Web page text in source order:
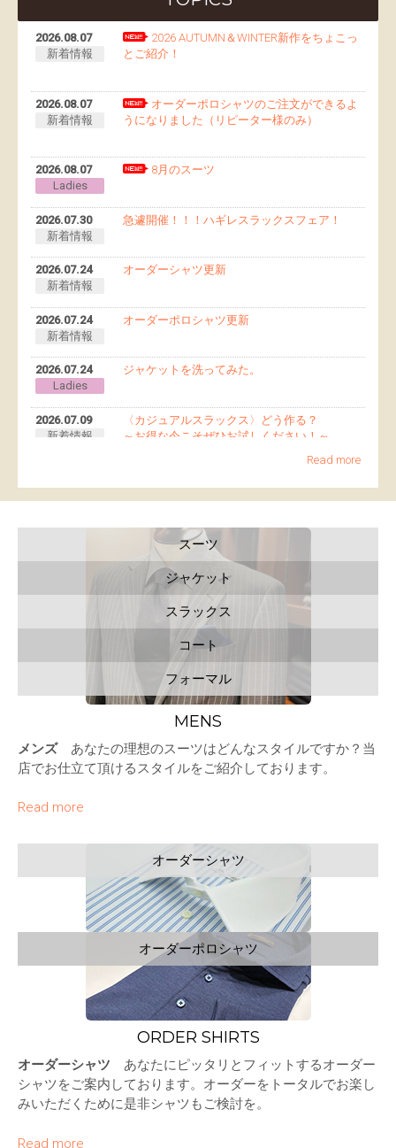
2026.08.07
新着情報
2026 AUTUMN＆WINTER新作をちょこっ
とご紹介！
2026.08.07
新着情報
オーダーポロシャツのご注文ができるよ
うになりました（リピーター様のみ）
2026.08.07
Ladies
8月のスーツ
2026.07.30
新着情報
急遽開催！！！ハギレスラックスフェア！
2026.07.24
新着情報
オーダーシャツ更新
2026.07.24
新着情報
オーダーポロシャツ更新
2026.07.24
Ladies
ジャケットを洗ってみた。
2026.07.09
新着情報
〈カジュアルスラックス〉どう作る？
～お得な今こそぜひお試しください！～
2026.07.02
新着情報
＠セール追加商品～MORE SALE～のご案内で
す。
アンサンブルの奏で
春夏物＠セール開催します。
レディースオーダーギャラリー更新
2026.06.15
東京店、LINE始めました。
2026.06.15
Thank You
長年の憧れ【フォーマルでロックなジャケッ
ト】をオーダーで。
Read more
スーツ
ジャケット
スラックス
コート
フォーマル
MENS
メンズあなたの理想のスーツはどんなスタイルですか？当
店でお仕立て頂けるスタイルをご紹介しております。
Read more
オーダーシャツ
オーダーポロシャツ
ORDER SHIRTS
オーダーシャツ あなたにピッタリとフィットするオーダー
シャツをご案内しております。オーダーをトータルでお楽し
みいただくために是非シャツもご検討を。
Read more